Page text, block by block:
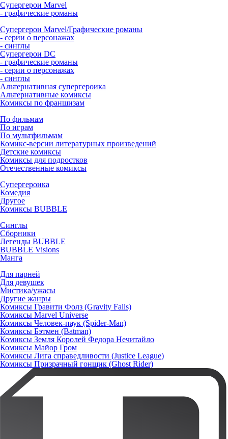
Супергерои Marvel
- графические романы
Супергерои Marvel/Графические романы
- серии о персонажах
- синглы
Супергерои DC
- графические романы
- серии о персонажах
- синглы
Альтернативная супергероика
Альтернативные комиксы
Комиксы по франшизам
По фильмам
По играм
По мультфильмам
Комикс-версии литературных произведений
Детские комиксы
Комиксы для подростков
Отечественные комиксы
Супергероика
Комедия
Другое
Комиксы BUBBLE
Синглы
Сборники
Легенды BUBBLE
BUBBLE Visions
Манга
Для парней
Для девушек
Мистика/ужасы
Другие жанры
Комиксы Гравити Фолз (Gravity Falls)
Комиксы Marvel Universe
Комиксы Человек-паук (Spider-Man)
Комиксы Бэтмен (Batman)
Комиксы Земля Королей Федора Нечитайло
Комиксы Майор Гром
Комиксы Лига справедливости (Justice League)
Комиксы Призрачный гонщик (Ghost Rider)